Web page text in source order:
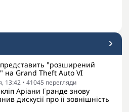
"розширений
на Grand Theft Auto VI
13:42 • 41045 перегляди
Аріани Гранде знову
дискусії про її зовнішність